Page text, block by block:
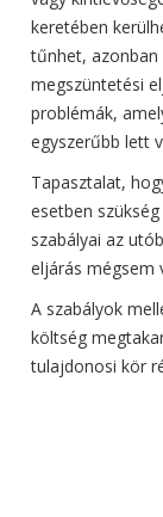
keretében
tűnhet, azonban
megszüntetési
problémák,
egyszerűbb lett
Tapasztalat,
esetben
szabályai az
eljárás mégsem
A szabályok
költség
tulajdonosi kör